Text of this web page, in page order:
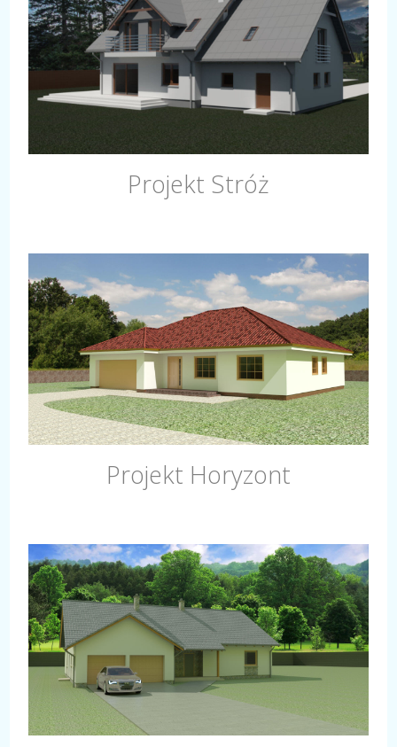
Projekt Stróż
Projekt Horyzont